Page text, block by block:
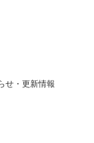
せ・更新情報